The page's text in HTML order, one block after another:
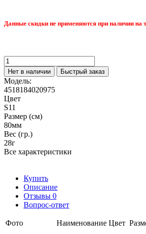
Данные скидки не применяются при наличии на
Нет в наличии Быстрый заказ
Модель:
4518184020975
Цвет
S11
Размер (см)
80мм
Вес (гр.)
28г
Все характеристики
Купить
Описание
Отзывы 0
Вопрос-ответ
Фото Наименование Цвет